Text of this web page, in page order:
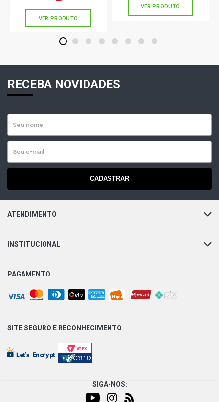
VER PRODUTO
VER PRODUTO
1 2 3 4 5 6 7 8
RECEBA NOVIDADES
CADASTRAR
ATENDIMENTO
INSTITUCIONAL
PAGAMENTO
SITE SEGURO E RECONHECIMENTO
SIGA-NOS: